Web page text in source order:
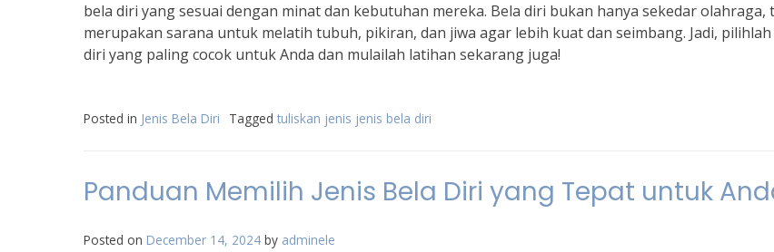
bela diri yang sesuai dengan minat dan kebutuhan mereka. Bela diri bukan hanya sekedar olahraga,
merupakan sarana untuk melatih tubuh, pikiran, dan jiwa agar lebih kuat dan seimbang. Jadi,
diri yang paling cocok untuk Anda dan mulailah latihan sekarang juga!
Posted in Jenis Bela Diri Tagged tuliskan jenis jenis bela diri
Panduan Memilih Jenis Bela Diri yang Tepat untuk
Posted on December 14, 2024 by adminele